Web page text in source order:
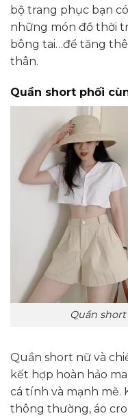
bộ trang phục bạn
những món đồ thời
bông tai…để tăng
thân.
Quần short phối
Quần
Quần short nữ và
kết hợp hoàn hảo
cá tính và mạnh mẽ.
thông thường, áo